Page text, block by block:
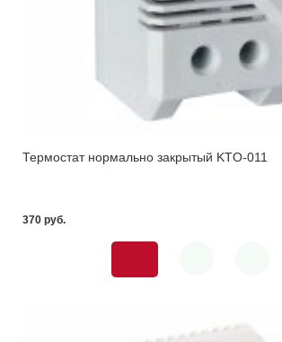
Термостат нормально закрытый KTO-011
370 pуб.